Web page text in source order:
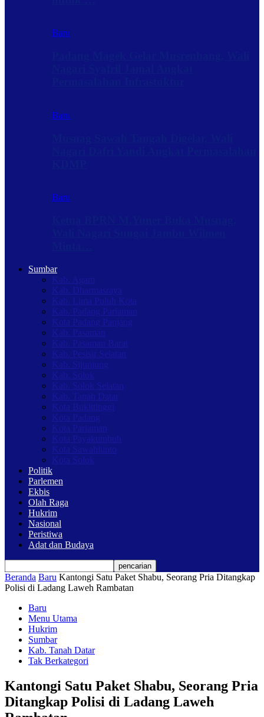
Baru
Baru
Baru
Sumbar
Kab. Agam
Kab. Dharmasraya
Kab. Lima Puluh Kota
Kab. Padang Pariaman
Kota Padang Panjang
Kab. Pasaman
Kab. Pasaman Barat
Kab. Pesisir Selatan
Kab. Sijunjung
Kab. Solok
Kab. Solok Selatan
Kab. Tanah Datar
Kota Bukittinggi
Kota Padang
Kota Pariaman
Kota Payakumbuh
Kota Sawahlunto
Kota Solok
Politik
Parlemen
Ekbis
Olah Raga
Hukrim
Nasional
Peristiwa
Adat dan Budaya
Beranda Baru Kantongi Satu Paket Shabu, Seorang Pria Ditangkap
Polisi di Ladang Laweh Rambatan
Baru
Menu Utama
Hukrim
Sumbar
Kab. Tanah Datar
Tak Berkategori
Kantongi Satu Paket Shabu, Seorang Pria
Ditangkap Polisi di Ladang Laweh